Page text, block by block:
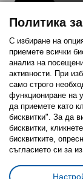
FacebookTwitter
Избор на
Политика
С избиране на
приемете всички
анализ на
активности. При
само строго
функциониране на
да приемете като
бисквитки". За да
бисквитки,
бисквитките,
съгласието си за